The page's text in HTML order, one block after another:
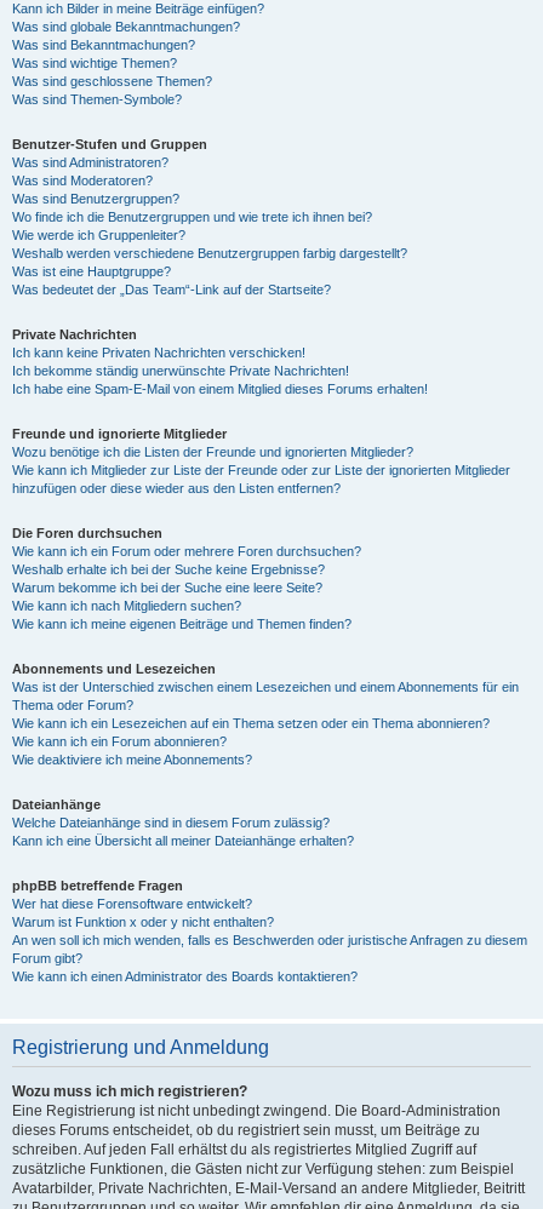
Kann ich Bilder in meine Beiträge einfügen?
Was sind globale Bekanntmachungen?
Was sind Bekanntmachungen?
Was sind wichtige Themen?
Was sind geschlossene Themen?
Was sind Themen-Symbole?
Benutzer-Stufen und Gruppen
Was sind Administratoren?
Was sind Moderatoren?
Was sind Benutzergruppen?
Wo finde ich die Benutzergruppen und wie trete ich ihnen bei?
Wie werde ich Gruppenleiter?
Weshalb werden verschiedene Benutzergruppen farbig dargestellt?
Was ist eine Hauptgruppe?
Was bedeutet der „Das Team“-Link auf der Startseite?
Private Nachrichten
Ich kann keine Privaten Nachrichten verschicken!
Ich bekomme ständig unerwünschte Private Nachrichten!
Ich habe eine Spam-E-Mail von einem Mitglied dieses Forums erhalten!
Freunde und ignorierte Mitglieder
Wozu benötige ich die Listen der Freunde und ignorierten Mitglieder?
Wie kann ich Mitglieder zur Liste der Freunde oder zur Liste der ignorierten Mitglieder
hinzufügen oder diese wieder aus den Listen entfernen?
Die Foren durchsuchen
Wie kann ich ein Forum oder mehrere Foren durchsuchen?
Weshalb erhalte ich bei der Suche keine Ergebnisse?
Warum bekomme ich bei der Suche eine leere Seite?
Wie kann ich nach Mitgliedern suchen?
Wie kann ich meine eigenen Beiträge und Themen finden?
Abonnements und Lesezeichen
Was ist der Unterschied zwischen einem Lesezeichen und einem Abonnements für ein
Thema oder Forum?
Wie kann ich ein Lesezeichen auf ein Thema setzen oder ein Thema abonnieren?
Wie kann ich ein Forum abonnieren?
Wie deaktiviere ich meine Abonnements?
Dateianhänge
Welche Dateianhänge sind in diesem Forum zulässig?
Kann ich eine Übersicht all meiner Dateianhänge erhalten?
phpBB betreffende Fragen
Wer hat diese Forensoftware entwickelt?
Warum ist Funktion x oder y nicht enthalten?
An wen soll ich mich wenden, falls es Beschwerden oder juristische Anfragen zu diesem
Forum gibt?
Wie kann ich einen Administrator des Boards kontaktieren?
Registrierung und Anmeldung
Wozu muss ich mich registrieren?
Eine Registrierung ist nicht unbedingt zwingend. Die Board-Administration
dieses Forums entscheidet, ob du registriert sein musst, um Beiträge zu
schreiben. Auf jeden Fall erhältst du als registriertes Mitglied Zugriff auf
zusätzliche Funktionen, die Gästen nicht zur Verfügung stehen: zum Beispiel
Avatarbilder, Private Nachrichten, E-Mail-Versand an andere Mitglieder, Beitritt